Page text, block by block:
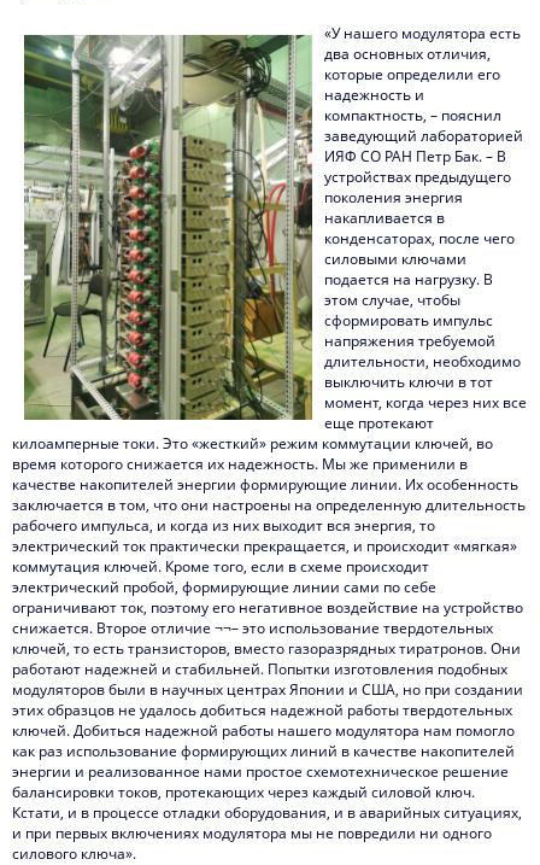
«У нашего модулятора есть
два основных отличия,
которые определили его
надежность и
компактность, – пояснил
заведующий лабораторией
ИЯФ СО РАН Петр Бак. – В
устройствах предыдущего
поколения энергия
накапливается в
конденсаторах, после чего
силовыми ключами
подается на нагрузку. В
этом случае, чтобы
сформировать импульс
напряжения требуемой
длительности, необходимо
выключить ключи в тот
момент, когда через них все
еще протекают
килоамперные токи. Это «жесткий» режим коммутации ключей, во
время которого снижается их надежность. Мы же применили в
качестве накопителей энергии формирующие линии. Их особенность
заключается в том, что они настроены на определенную длительность
рабочего импульса, и когда из них выходит вся энергия, то
электрический ток практически прекращается, и происходит «мягкая»
коммутация ключей. Кроме того, если в схеме происходит
электрический пробой, формирующие линии сами по себе
ограничивают ток, поэтому его негативное воздействие на устройство
снижается. Второе отличие ¬¬– это использование твердотельных
ключей, то есть транзисторов, вместо газоразрядных тиратронов. Они
работают надежней и стабильней. Попытки изготовления подобных
модуляторов были в научных центрах Японии и США, но при создании
этих образцов не удалось добиться надежной работы твердотельных
ключей. Добиться надежной работы нашего модулятора нам помогло
как раз использование формирующих линий в качестве накопителей
энергии и реализованное нами простое схемотехническое решение
балансировки токов, протекающих через каждый силовой ключ.
Кстати, и в процессе отладки оборудования, и в аварийных ситуациях,
и при первых включениях модулятора мы не повредили ни одного
силового ключа».